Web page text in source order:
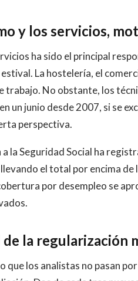
y los servicios,
ha sido el principal
La hostelería, el
trabajo. No obstante, los
un junio desde 2007, si se
perspectiva.
a la Seguridad Social ha
el total por encima
por desempleo se
de la regularización
que los analistas no pasan